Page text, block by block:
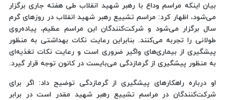
بیان اینکه مراسم وداع با رهبر شهید انقلاب طی هفته جاری برگزار
می‌شود، اظهار کرد: مراسم تشییع رهبر شهید انقلاب در روزهای گرم
سال برگزار می‌شود و شرکت‌کنندگان این مراسم عظیم، پیاده‌روی
طولانی را تجربه می‌کنند. بنابراین رعایت نکات بهداشتی به منظور
پیشگیری از بیماری‌های واگیر ضروری است و رعایت نکات تغذیه‌ای
به منظور پیشگیری از گرمازدگی می‌بایست در کانون توجه قرار گیرد.
او درباره راهکارهای پیشگیری از گرمازدگی توضیح داد: اگر برای
شرکت‌کنندگان در مراسم تشییع رهبر شهید مقدر است در برابر